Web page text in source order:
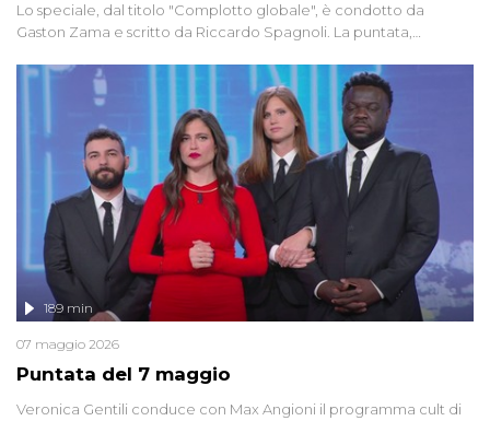
Lo speciale, dal titolo "Complotto globale", è condotto da
Gaston Zama e scritto da Riccardo Spagnoli. La puntata,
racconta l'universo delle narrazioni alternative, dei sospetti
globali e del complottismo che negli ultimi anni hanno invaso
social network, talk show, piazze digitali e immaginario collettivo.
Puntata del 7 maggio
189 min
07 maggio 2026
Veronica Gentili conduce con Max Angioni il programma cult di